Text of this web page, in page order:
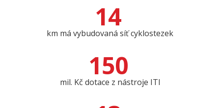
14
km má vybudovaná síť cyklostezek
150
mil. Kč dotace z nástroje ITI
Kontakty